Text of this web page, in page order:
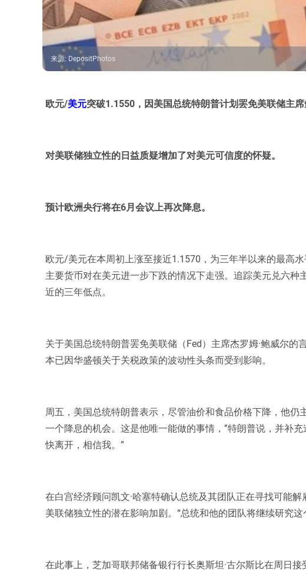
来源: DepositPhotos
欧元/美元突破1.1550，因美国总统特朗普计划罢免美联储主席
对美联储独立性的日益质疑增加了对美元可信度的怀疑。
预计欧洲央行将在6月会议上再次降息。
欧元/美元在本周初上涨至接近1.1570，为三年半以来的最高
主要货币对在美元进一步下跌的情况下走强。追踪美元兑六
近的三年低点。
关于美国总统特朗普罢免美联储（Fed）主席杰罗姆·鲍威尔
本已因华盛顿关于关税政策的波动性头条而受到影响。
周五，美国总统特朗普表示，尽管油价和食品价格下降，他仍
一个降息的机会。这是他唯一能做的事情，”特朗普说，并补
快离开，相信我。”
在白宫经济顾问凯文·哈塞特确认总统及其团队正在寻找可能
美联储独立性的潜在影响加剧。“总统和他的团队将继续研究这
在此事上，芝加哥联邦储备银行行长奥斯坦·古尔斯比在周日